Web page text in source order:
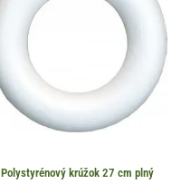
Polystyrénový krúžok 27 cm plný